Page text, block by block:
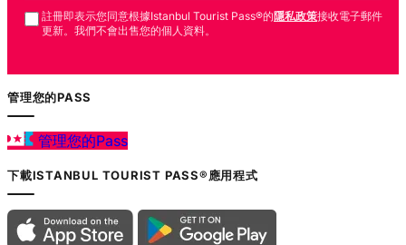
註冊即表示您同意根據Istanbul Tourist Pass®的隱私政策接收電子郵件
更新。我們不會出售您的個人資料。
管理您的PASS
管理您的Pass
下載ISTANBUL TOURIST PASS®應用程式